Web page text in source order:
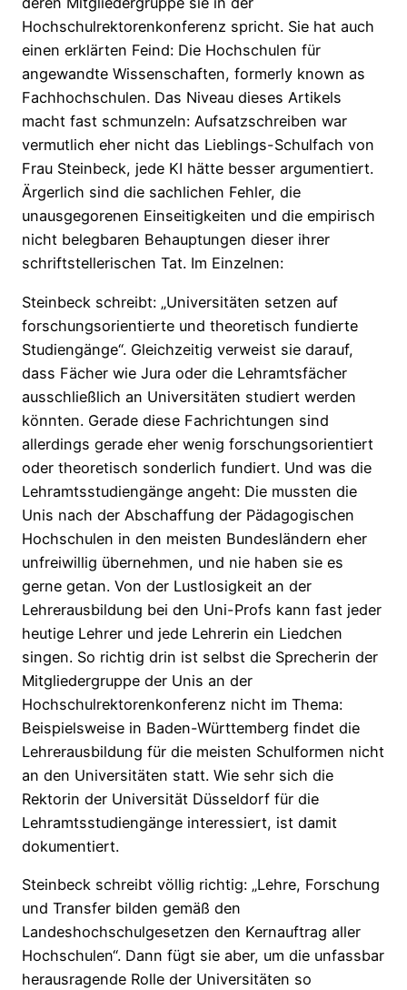
Hochschulrektorenkonferenz spricht. Sie hat auch
einen erklärten Feind: Die Hochschulen für
angewandte Wissenschaften, formerly known as
Fachhochschulen. Das Niveau dieses Artikels
macht fast schmunzeln: Aufsatzschreiben war
vermutlich eher nicht das Lieblings-Schulfach von
Frau Steinbeck, jede KI hätte besser argumentiert.
Ärgerlich sind die sachlichen Fehler, die
unausgegorenen Einseitigkeiten und die empirisch
nicht belegbaren Behauptungen dieser ihrer
schriftstellerischen Tat. Im Einzelnen:
Steinbeck schreibt: „Universitäten setzen auf
forschungsorientierte und theoretisch fundierte
Studiengänge“. Gleichzeitig verweist sie darauf,
dass Fächer wie Jura oder die Lehramtsfächer
ausschließlich an Universitäten studiert werden
könnten. Gerade diese Fachrichtungen sind
allerdings gerade eher wenig forschungsorientiert
oder theoretisch sonderlich fundiert. Und was die
Lehramtsstudiengänge angeht: Die mussten die
Unis nach der Abschaffung der Pädagogischen
Hochschulen in den meisten Bundesländern eher
unfreiwillig übernehmen, und nie haben sie es
gerne getan. Von der Lustlosigkeit an der
Lehrerausbildung bei den Uni-Profs kann fast jeder
heutige Lehrer und jede Lehrerin ein Liedchen
singen. So richtig drin ist selbst die Sprecherin der
Mitgliedergruppe der Unis an der
Hochschulrektorenkonferenz nicht im Thema:
Beispielsweise in Baden-Württemberg findet die
Lehrerausbildung für die meisten Schulformen nicht
an den Universitäten statt. Wie sehr sich die
Rektorin der Universität Düsseldorf für die
Lehramtsstudiengänge interessiert, ist damit
dokumentiert.
Steinbeck schreibt völlig richtig: „Lehre, Forschung
und Transfer bilden gemäß den
Landeshochschulgesetzen den Kernauftrag aller
Hochschulen“. Dann fügt sie aber, um die unfassbar
herausragende Rolle der Universitäten so